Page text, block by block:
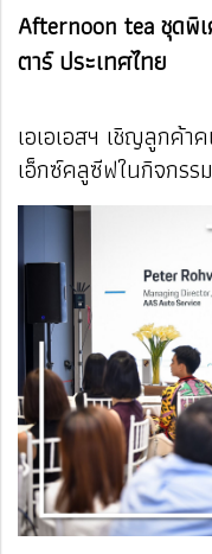
Afternoon tea ชุดพิเ
ตาร์ ประเทศไทย
เอเอเอสฯ เชิญลูกค้
เอ็กซ์คลูซีฟในกิจกร